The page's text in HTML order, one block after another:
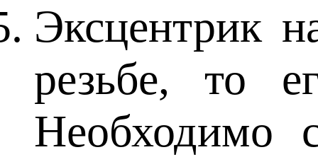
Эксцентрик
резьбе, то
Необходимо